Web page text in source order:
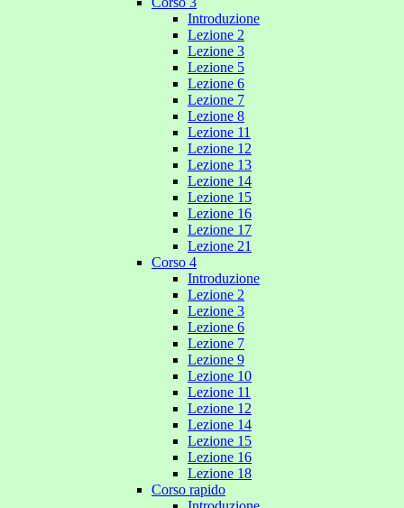
Introduzione
Lezione 2
Lezione 3
Lezione 5
Lezione 6
Lezione 7
Lezione 8
Lezione 11
Lezione 12
Lezione 13
Lezione 14
Lezione 15
Lezione 16
Lezione 17
Lezione 21
Corso 4
Introduzione
Lezione 2
Lezione 3
Lezione 6
Lezione 7
Lezione 9
Lezione 10
Lezione 11
Lezione 12
Lezione 14
Lezione 15
Lezione 16
Lezione 18
Corso rapido